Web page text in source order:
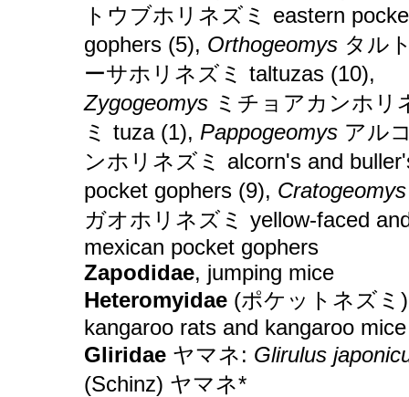
トウブホリネズミ eastern
gophers (5), Orthogeomys タル
ーサホリネズミ taltuzas (10),
Zygogeomys ミチョアカンホリ
ミ tuza (1), Pappogeomys アル
ンホリネズミ alcorn's and
pocket gophers (9), Cratogeomys
ガオホリネズミ yellow-faced
mexican pocket gophers
Zapodidae, jumping mice
Heteromyidae (ポケットネズミ)
kangaroo rats and kangaroo mice
Gliridae ヤマネ: Glirulus
(Schinz) ヤマネ*